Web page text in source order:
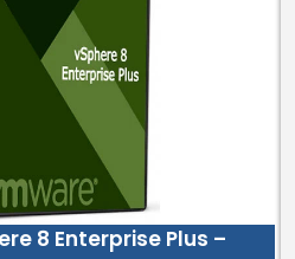
8 Enterprise Plus –